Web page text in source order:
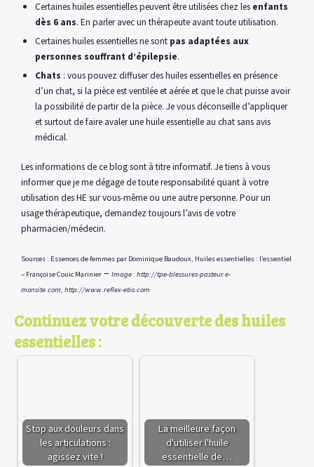
Certaines huiles essentielles peuvent être utilisées chez les enfants
dès 6 ans. En parler avec un thérapeute avant toute utilisation.
Certaines huiles essentielles ne sont pas adaptées aux
personnes souffrant d’épilepsie.
Chats : vous pouvez diffuser des huiles essentielles en présence
d’un chat, si la pièce est ventilée et aérée et que le chat puisse avoir
la possibilité de partir de la pièce. Je vous déconseille d’appliquer
et surtout de faire avaler une huile essentielle au chat sans avis
médical.
Les informations de ce blog sont à titre informatif. Je tiens à vous
informer que je me dégage de toute responsabilité quant à votre
utilisation des HE sur vous-même ou une autre personne. Pour un
usage thérapeutique, demandez toujours l’avis de votre
pharmacien/médecin.
Sources : Essences de femmes par Dominique Baudoux, Huiles essentielles : l’essentiel
– Françoise Couic Marinier – Image : http://tpe-blessures-pasteur.e-
monsite.com, http://www.reflex-etio.com
Continuez votre découverte des huiles
essentielles :
Stop aux douleurs dans
les articulations :
agissez vite !
La meilleure façon
d'utiliser l'huile
essentielle de…